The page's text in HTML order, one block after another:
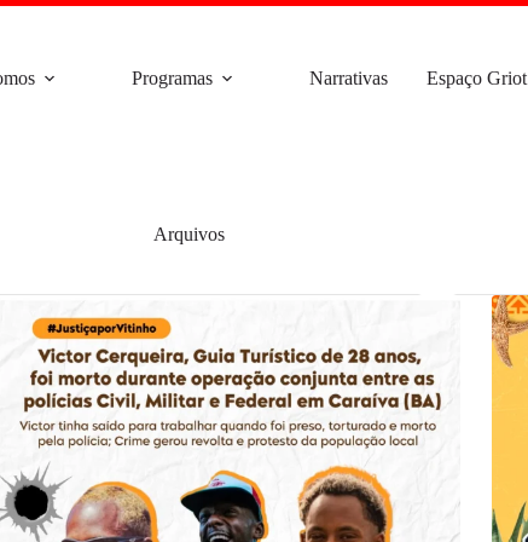
Programas Narrativas Espaço Griot
Arquivos